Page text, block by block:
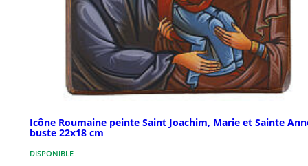
Icône Roumaine peinte Saint Joachim, Marie et Sainte
buste 22x18 cm
DISPONIBLE